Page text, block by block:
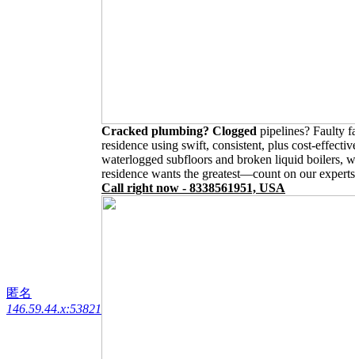
匿名
146.59.44.x:53821
Cracked plumbing? Clogged pipelines? Faulty
residence using swift, consistent, plus cost-
waterlogged subfloors and broken liquid boilers,
residence wants the greatest—count on our
Call right now - 8338561951, USA